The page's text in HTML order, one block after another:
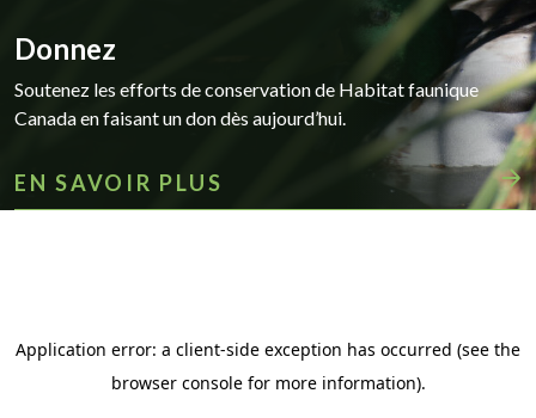
Donnez
Soutenez les efforts de conservation de Habitat faunique
Canada en faisant un don dès aujourd’hui.
EN SAVOIR PLUS
Restez informé des actualités du WHC grâce à notre
newsletter électronique, qui contient des informations sur nos